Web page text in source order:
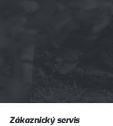
Zákaznický servis